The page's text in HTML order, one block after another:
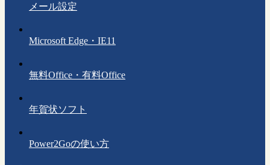
メール設定
Microsoft Edge・IE11
無料Office・有料Office
年賀状ソフト
Power2Goの使い方